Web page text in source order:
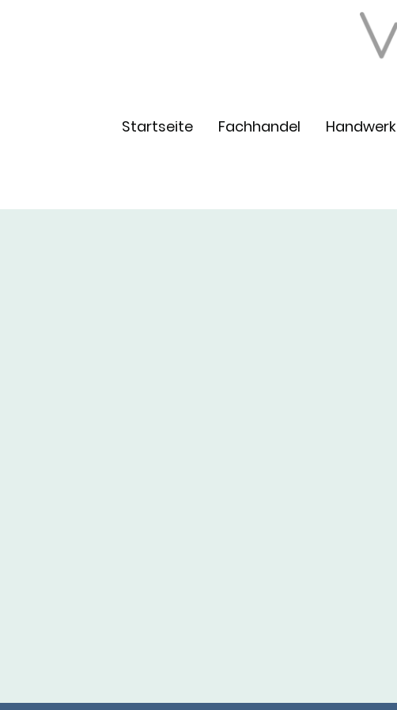
Startseite Fachhandel Handwerk